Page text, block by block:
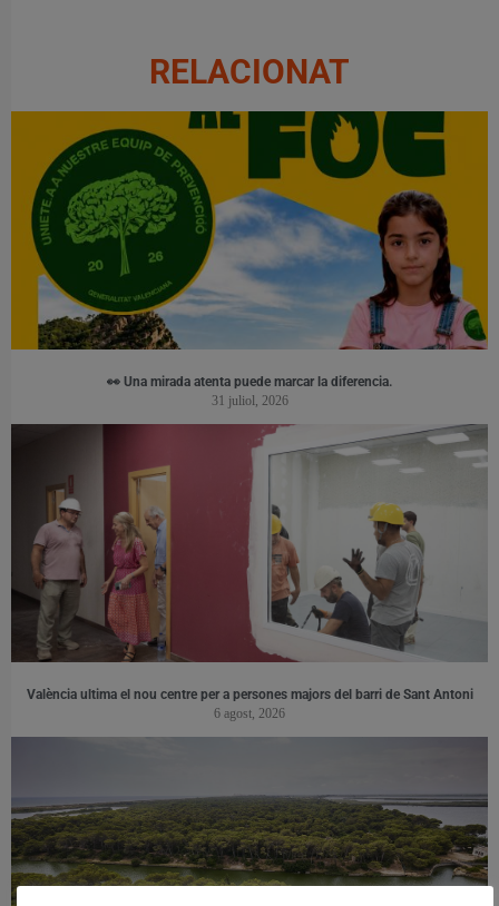
RELACIONAT
👀 Una mirada atenta puede marcar la diferencia.
31 juliol, 2026
València ultima el nou centre per a persones majors del barri de Sant Antoni
6 agost, 2026